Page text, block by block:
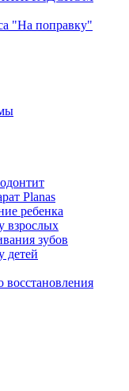
"На поправку"
Planas
ребенка
взрослых
зубов
детей
восстановления